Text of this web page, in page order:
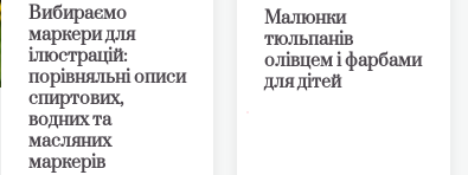
Вибираємо
маркери для
ілюстрацій:
порівняльні описи
спиртових,
водних та
масляних
маркерів
Малюнки
тюльпанів
олівцем і фарбами
для дітей